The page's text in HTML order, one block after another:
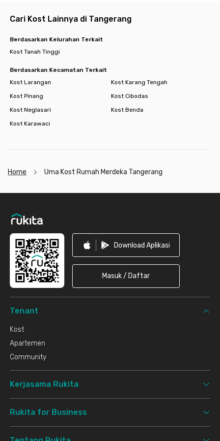
Cari Kost Lainnya di Tangerang
Berdasarkan Kelurahan Terkait
Kost Tanah Tinggi
Berdasarkan Kecamatan Terkait
Kost Larangan
Kost Karang Tengah
Kost Pinang
Kost Cibodas
Kost Neglasari
Kost Benda
Kost Karawaci
Home Uma Kost Rumah Merdeka Tangerang
Download Aplikasi
Masuk / Daftar
Tenant
Kost
Apartemen
Community
Kerjasama Rukita
Rukita for Business